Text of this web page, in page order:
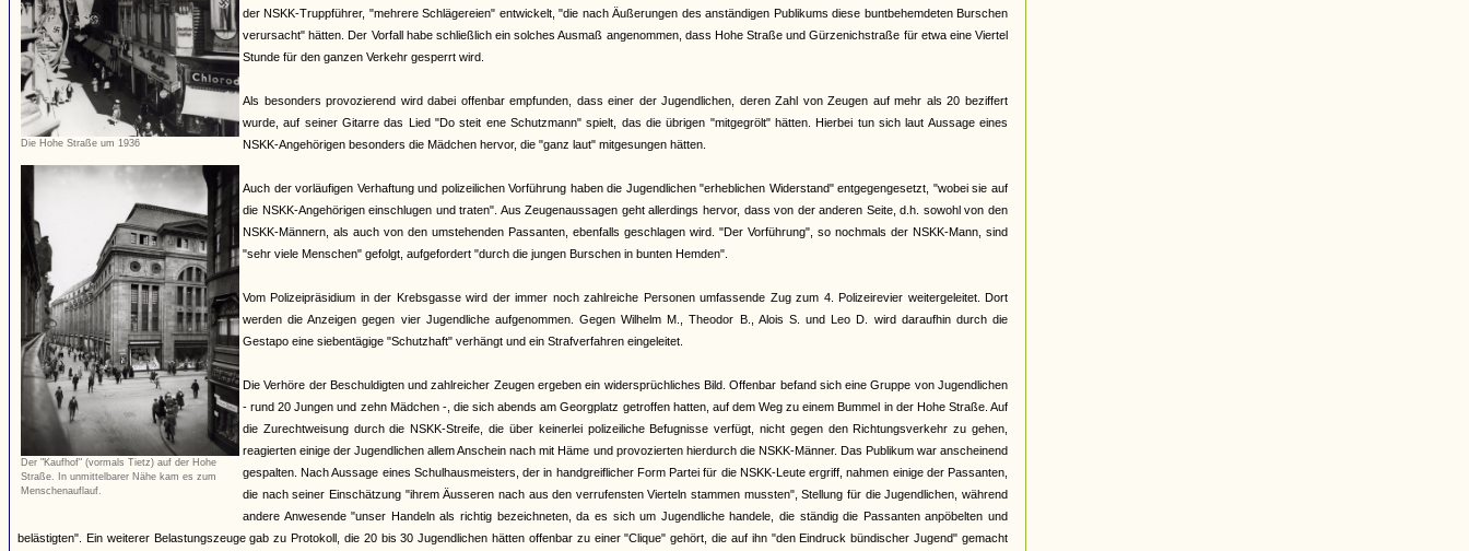
Die Hohe Straße um 1936
Der "Kaufhof" (vormals Tietz) auf der Hohe
Straße. In unmittelbarer Nähe kam es zum
Menschenauflauf.
der NSKK-Truppführer, "mehrere Schlägereien" entwickelt, "die nach Äußerungen des anständigen Publikums diese buntbehemdeten Burschen
verursacht" hätten. Der Vorfall habe schließlich ein solches Ausmaß angenommen, dass Hohe Straße und Gürzenichstraße für etwa eine Viertel
Stunde für den ganzen Verkehr gesperrt wird.
Als besonders provozierend wird dabei offenbar empfunden, dass einer der Jugendlichen, deren Zahl von Zeugen auf mehr als 20 beziffert
wurde, auf seiner Gitarre das Lied "Do steit ene Schutzmann" spielt, das die übrigen "mitgegrölt" hätten. Hierbei tun sich laut Aussage eines
NSKK-Angehörigen besonders die Mädchen hervor, die "ganz laut" mitgesungen hätten.
Auch der vorläufigen Verhaftung und polizeilichen Vorführung haben die Jugendlichen "erheblichen Widerstand" entgegengesetzt, "wobei sie auf
die NSKK-Angehörigen einschlugen und traten". Aus Zeugenaussagen geht allerdings hervor, dass von der anderen Seite, d.h. sowohl von den
NSKK-Männern, als auch von den umstehenden Passanten, ebenfalls geschlagen wird. "Der Vorführung", so nochmals der NSKK-Mann, sind
"sehr viele Menschen" gefolgt, aufgefordert "durch die jungen Burschen in bunten Hemden".
Vom Polizeipräsidium in der Krebsgasse wird der immer noch zahlreiche Personen umfassende Zug zum 4. Polizeirevier weitergeleitet. Dort
werden die Anzeigen gegen vier Jugendliche aufgenommen. Gegen Wilhelm M., Theodor B., Alois S. und Leo D. wird daraufhin durch die
Gestapo eine siebentägige "Schutzhaft" verhängt und ein Strafverfahren eingeleitet.
Die Verhöre der Beschuldigten und zahlreicher Zeugen ergeben ein widersprüchliches Bild. Offenbar befand sich eine Gruppe von Jugendlichen
- rund 20 Jungen und zehn Mädchen -, die sich abends am Georgplatz getroffen hatten, auf dem Weg zu einem Bummel in der Hohe Straße. Auf
die Zurechtweisung durch die NSKK-Streife, die über keinerlei polizeiliche Befugnisse verfügt, nicht gegen den Richtungsverkehr zu gehen,
reagierten einige der Jugendlichen allem Anschein nach mit Häme und provozierten hierdurch die NSKK-Männer. Das Publikum war anscheinend
gespalten. Nach Aussage eines Schulhausmeisters, der in handgreiflicher Form Partei für die NSKK-Leute ergriff, nahmen einige der Passanten,
die nach seiner Einschätzung "ihrem Äusseren nach aus den verrufensten Vierteln stammen mussten", Stellung für die Jugendlichen, während
andere Anwesende "unser Handeln als richtig bezeichneten, da es sich um Jugendliche handele, die ständig die Passanten anpöbelten und
belästigten". Ein weiterer Belastungszeuge gab zu Protokoll, die 20 bis 30 Jugendlichen hätten offenbar zu einer "Clique" gehört, die auf ihn "den Eindruck bündischer Jugend" gemacht